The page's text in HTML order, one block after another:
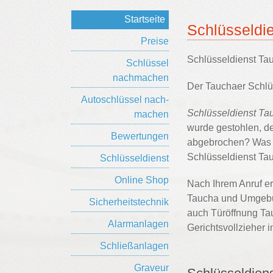
Startseite
Preise
Schlüssel
nachmachen
Auto­schlüssel nach­
machen
Bewertungen
Schlüsseldienst
Online Shop
Sicherheitstechnik
Alarmanlagen
Schließanlagen
Graveur
Schlüsseldienst
Der Tauchaer
Schlüsseldienst
wurde gestohlen,
abgebrochen?
Schlüsseldienst
Nach Ihrem Anruf
Taucha und
auch Türöffnung
Gerichtsvollzieher